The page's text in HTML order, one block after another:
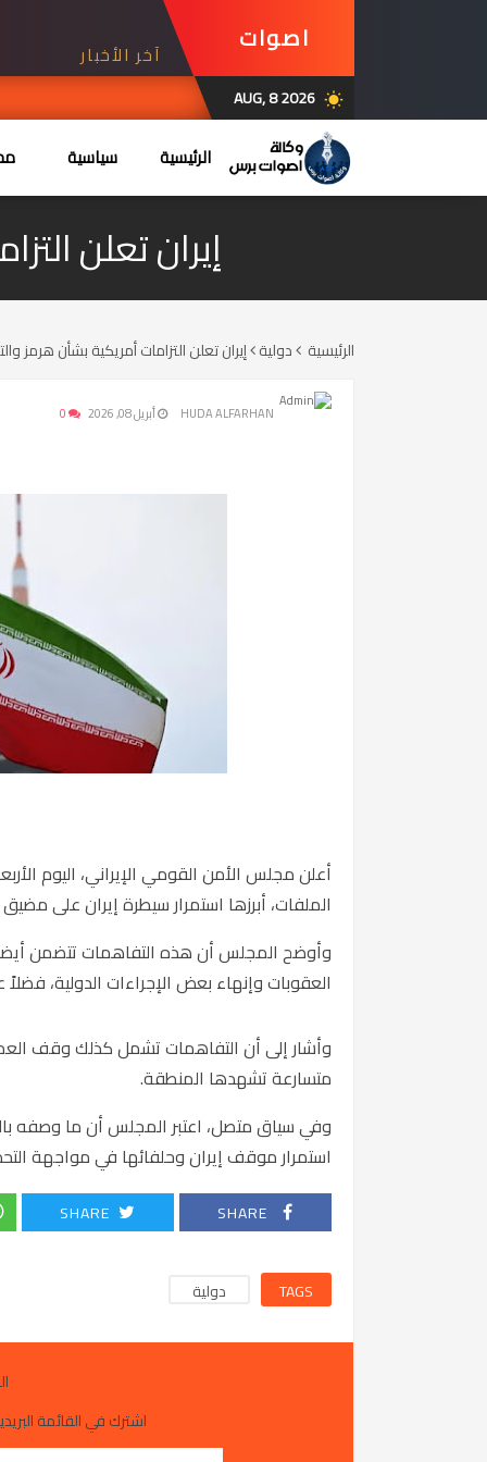
اصوات
برس
آخر الأخبار
wb_sunny
AUG, 8 2026
الرئيسية سياسية
إيران تعلن
الرئيسية دولية إيران تعلن التزامات أمريكية بشأن
HUDA ALFARHAN أبريل 08, 2026
أعلن مجلس الأمن القومي الإيراني، اليوم
الملفات، أبرزها استمرار سيطرة إيران على
وأوضح المجلس أن هذه التفاهمات تتضمن أيضاً
العقوبات وإنهاء بعض الإجراءات الدولية،
وأشار إلى أن التفاهمات تشمل كذلك وقف
متسارعة تشهدها المنطقة.
وفي سياق متصل، اعتبر المجلس أن ما وصفه
استمرار موقف إيران وحلفائها في مواجهة
SHARE
SHARE
TAGS دولية
اشترك في القائمة